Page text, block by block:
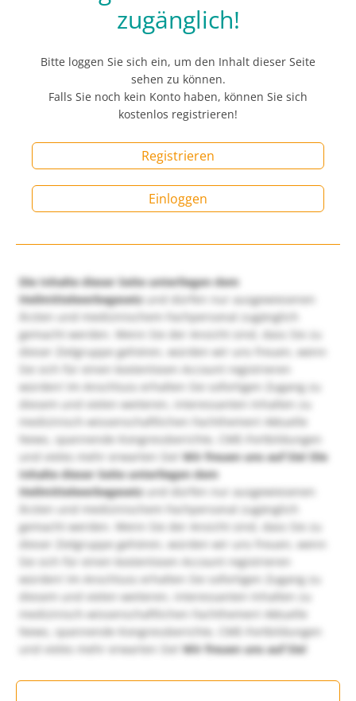
zugänglich!
Bitte loggen Sie sich ein, um den Inhalt dieser Seite
sehen zu können.
Falls Sie noch kein Konto haben, können Sie sich
kostenlos registrieren!
Registrieren
Einloggen
Die Inhalte dieser Seite unterliegen dem
Heilmittelwerbegesetzund dürfen nur ausgewiesenen
Ärzten und medizinischem Fachpersonal zugänglich
gemacht werden. Wenn Sie der Ansicht sind, dass Sie zu
dieser Zielgruppe gehören, würden wir uns freuen, wenn
Sie sich für einen kostenlosen Account registrieren
würden! Im Anschluss erhalten Sie sofortigen Zugang zu
diesem und vielen weiteren, interessanten Inhalten zu
medizinisch-wissenschaftlichen Fachthemen! Aktuelle
News, spannende Kongressberichte, CME-Fortbildungen
und vieles mehr erwarten Sie!Wir freuen uns auf Sie! Die
Inhalte dieser Seite unterliegen dem
Heilmittelwerbegesetzund dürfen nur ausgewiesenen
Ärzten und medizinischem Fachpersonal zugänglich
gemacht werden. Wenn Sie der Ansicht sind, dass Sie zu
dieser Zielgruppe gehören, würden wir uns freuen, wenn
Sie sich für einen kostenlosen Account registrieren
würden! Im Anschluss erhalten Sie sofortigen Zugang zu
diesem und vielen weiteren, interessanten Inhalten zu
medizinisch-wissenschaftlichen Fachthemen! Aktuelle
News, spannende Kongressberichte, CME-Fortbildungen
und vieles mehr erwarten Sie!Wir freuen uns auf Sie!